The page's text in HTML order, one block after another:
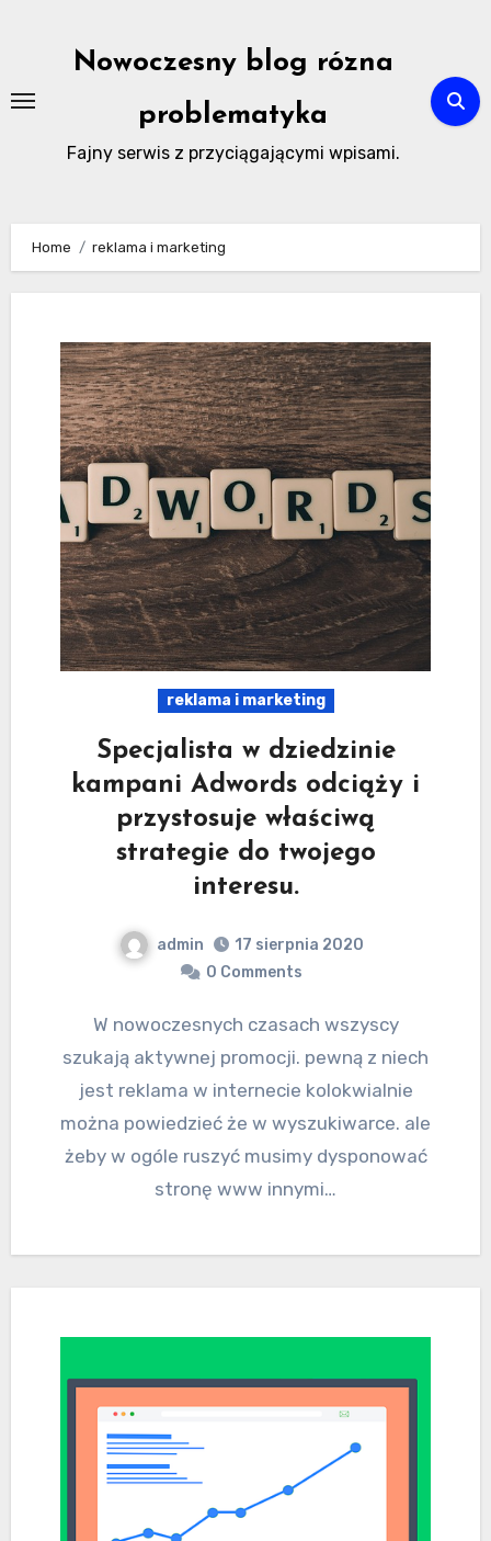
Nowoczesny blog rózna
problematyka
Fajny serwis z przyciągającymi wpisami.
Home reklama i marketing
reklama i marketing
Specjalista w dziedzinie
kampani Adwords odciąży i
przystosuje właściwą
strategie do twojego
interesu.
admin
17 sierpnia 2020
0 Comments
W nowoczesnych czasach wszyscy
szukają aktywnej promocji. pewną z niech
jest reklama w internecie kolokwialnie
można powiedzieć że w wyszukiwarce. ale
żeby w ogóle ruszyć musimy dysponować
stronę www innymi…